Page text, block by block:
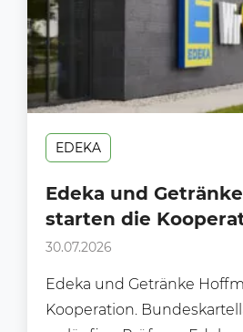
EDEKA
Edeka und
starten die
30.07.2026
Edeka und Getränke
Kooperation.